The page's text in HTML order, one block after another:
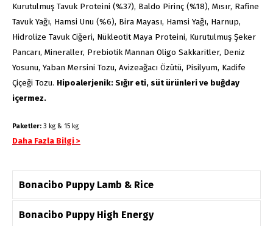
Kurutulmuş Tavuk Proteini (%37), Baldo Pirinç (%18), Mısır, Rafine
Tavuk Yağı, Hamsi Unu (%6), Bira Mayası, Hamsi Yağı, Harnup,
Hidrolize Tavuk Ciğeri, Nükleotit Maya Proteini, Kurutulmuş Şeker
Pancarı, Mineraller, Prebiotik Mannan Oligo Sakkaritler, Deniz
Yosunu, Yaban Mersini Tozu, Avizeağacı Özütü, Pisilyum, Kadife
Çiçeği Tozu. Hipoalerjenik: Sığır eti, süt ürünleri ve buğday
içermez.
Paketler: 3 kg & 15 kg
Daha Fazla Bilgi >
Bonacibo Puppy Lamb & Rice
Bonacibo Puppy High Energy